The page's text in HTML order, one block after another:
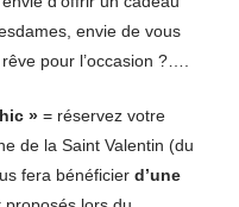
envie de vous
pour l’occasion ?….
» = réservez votre
de la Saint Valentin (du
fera bénéficier d’une